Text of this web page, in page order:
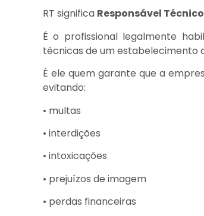
RT significa Responsável Técnico
É o profissional legalmente
técnicas de um estabelecimento
É ele quem garante que a
evitando:
• multas
• interdições
• intoxicações
• prejuízos de imagem
• perdas financeiras